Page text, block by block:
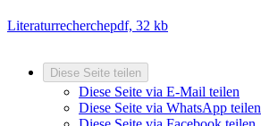
Literaturrecherchepdf, 32 kb
Diese Seite teilen
Diese Seite via E-Mail teilen
Diese Seite via WhatsApp teilen